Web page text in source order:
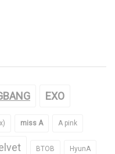
EXO
miss A A pink
BTOB HyunA